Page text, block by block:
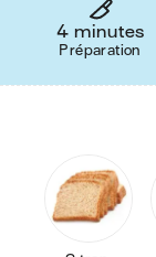
4 minutes
Préparation